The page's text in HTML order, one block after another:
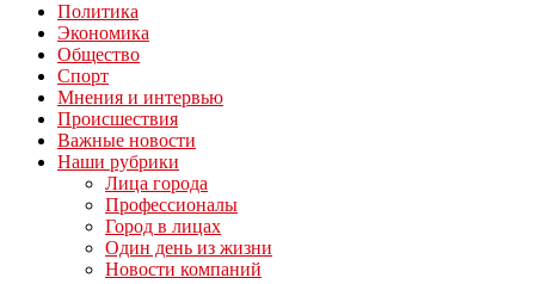
Политика
Экономика
Общество
Спорт
Мнения и интервью
Происшествия
Важные новости
Наши рубрики
Лица города
Профессионалы
Город в лицах
Один день из жизни
Новости компаний